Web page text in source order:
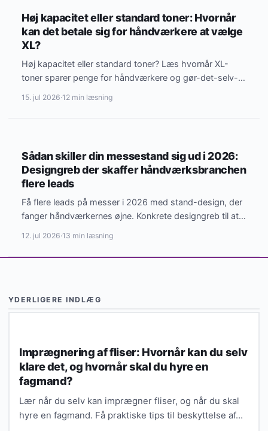
Høj kapacitet eller standard toner: Hvornår
kan det betale sig for håndværkere at vælge
XL?
Høj kapacitet eller standard toner? Læs hvornår XL-
toner sparer penge for håndværkere og gør-det-selv-
15. jul 2026·12 min læsning
Sådan skiller din messestand sig ud i 2026:
Designgreb der skaffer håndværksbranchen
flere leads
Få flere leads på messer i 2026 med stand-design, der
fanger håndværkernes øjne. Konkrete designgreb til at
12. jul 2026·13 min læsning
YDERLIGERE INDLÆG
Imprægnering af fliser: Hvornår kan du selv
klare det, og hvornår skal du hyre en
fagmand?
Lær når du selv kan imprægner fliser, og når du skal
hyre en fagmand. Få praktiske tips til beskyttelse af…